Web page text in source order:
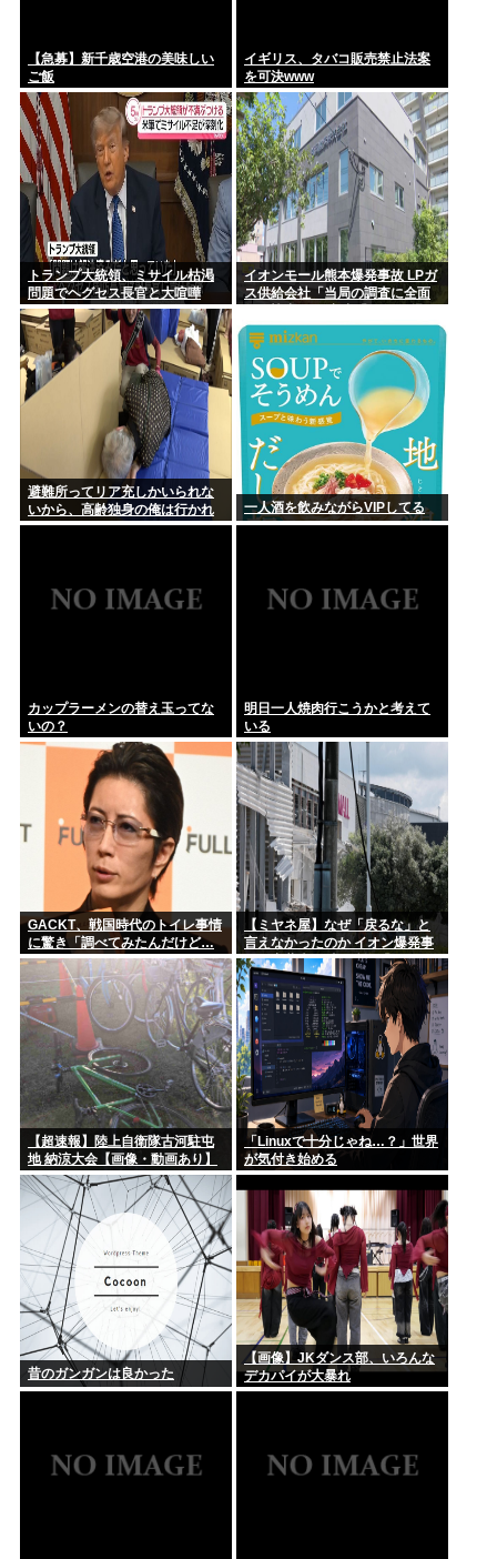
【急募】新千歳空港の美味しい
ご飯
イギリス、タバコ販売禁止法案
を可決www
トランプ大統領、ミサイル枯渇
問題でヘグセス長官と大喧嘩
イオンモール熊本爆発事故 LPガ
ス供給会社「当局の調査に全面
の可能性が高いとする見解で一
致」と発表
避難所ってリア充しかいられな
いから、高齢独身の俺は行かれ
ないわ
一人酒を飲みながらVIPしてる
カップラーメンの替え玉ってな
いの？
明日一人焼肉行こうかと考えて
いる
GACKT、戦国時代のトイレ事情
に驚き「調べてみたんだけど…
エグくない？」
【ミヤネ屋】なぜ「戻るな」と
言えなかったのか イオン爆発事
故で斎藤幸平氏も逡巡「ボクも
できなかっただろうなあ」
【超速報】陸上自衛隊古河駐屯
地 納涼大会【画像・動画あり】
「Linuxで十分じゃね…？」世界
が気付き始める
昔のガンガンは良かった
【画像】JKダンス部、いろんな
デカパイが大暴れ